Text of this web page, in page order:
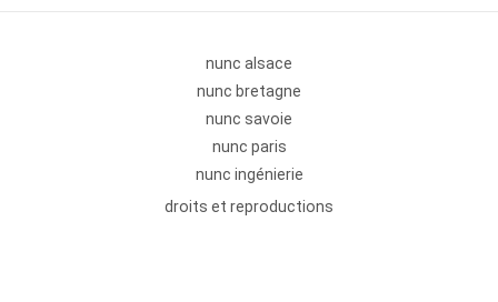
nunc alsace
nunc bretagne
nunc savoie
nunc paris
nunc ingénierie
droits et reproductions